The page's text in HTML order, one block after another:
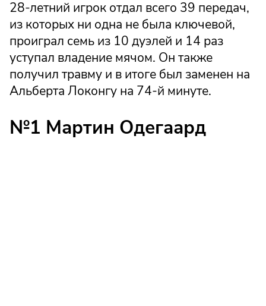
28-летний игрок отдал всего 39 передач,
из которых ни одна не была ключевой,
проиграл семь из 10 дуэлей и 14 раз
уступал владение мячом. Он также
получил травму и в итоге был заменен на
Альберта Локонгу на 74-й минуте.
№1 Мартин Одегаард